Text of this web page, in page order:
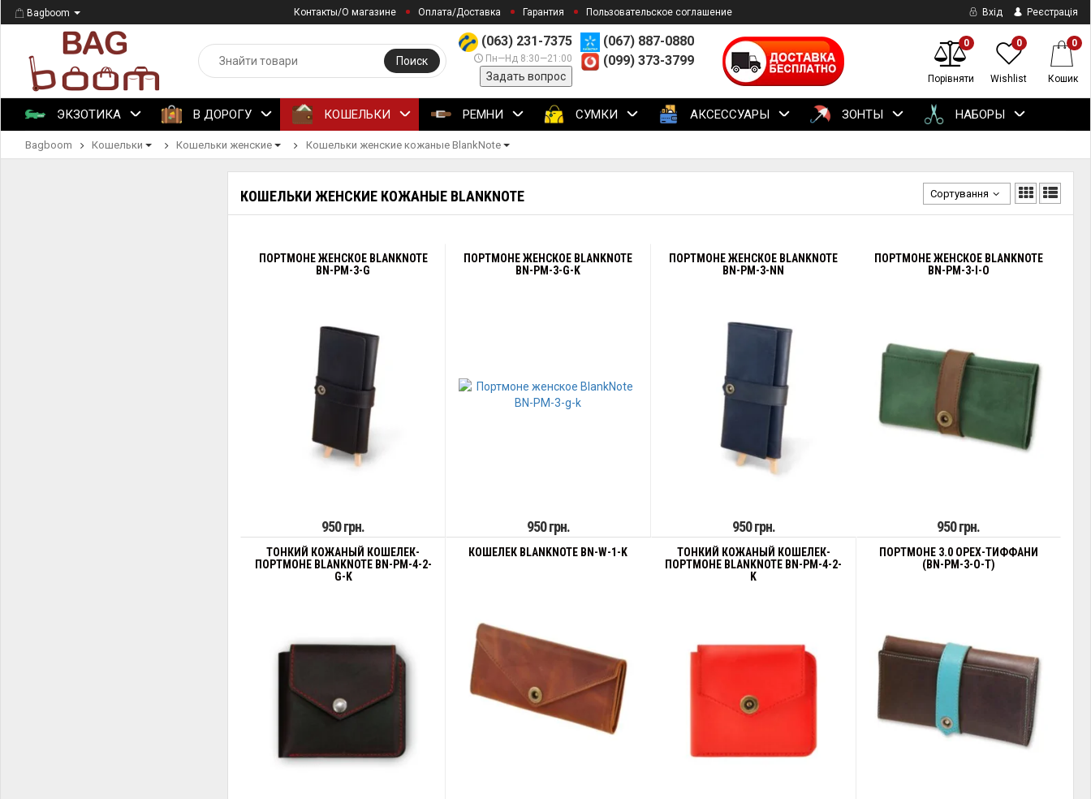
Bagboom Контакты/О магазине Оплата/Доставка Гарантия Пользовательское соглашение Вхід Реєстрація
(063) 231-7375
Пн—Нд 8:30—21:00
Задать вопрос
(067) 887-0880
(099) 373-3799
Поиск
0
Порівняти
0
Wishlist
0
Кошик
ЭКЗОТИКА В ДОРОГУ КОШЕЛЬКИ РЕМНИ СУМКИ АКСЕССУАРЫ ЗОНТЫ НАБОРЫ
Bagboom Кошельки Кошельки женские Кошельки женские кожаные BlankNote
КОШЕЛЬКИ ЖЕНСКИЕ КОЖАНЫЕ BLANKNOTE Сортування
ПОРТМОНЕ ЖЕНСКОЕ BLANKNOTE
BN-PM-3-G
950 грн.
ПОРТМОНЕ ЖЕНСКОЕ BLANKNOTE
BN-PM-3-G-K
950 грн.
ПОРТМОНЕ ЖЕНСКОЕ BLANKNOTE
BN-PM-3-NN
950 грн.
ПОРТМОНЕ ЖЕНСКОЕ BLANKNOTE
BN-PM-3-I-O
950 грн.
ТОНКИЙ КОЖАНЫЙ КОШЕЛЕК-
ПОРТМОНЕ BLANKNOTE BN-PM-4-2-
G-K
КОШЕЛЕК BLANKNOTE BN-W-1-K
ТОНКИЙ КОЖАНЫЙ КОШЕЛЕК-
ПОРТМОНЕ BLANKNOTE BN-PM-4-2-
K
ПОРТМОНЕ 3.0 ОРЕХ-ТИФФАНИ
(BN-PM-3-O-T)